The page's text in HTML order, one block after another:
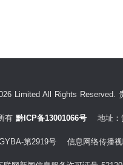
Limited All Rights Reserved.
有 黔ICP备13001066号地址：贵
第2919号 信息网络传播视